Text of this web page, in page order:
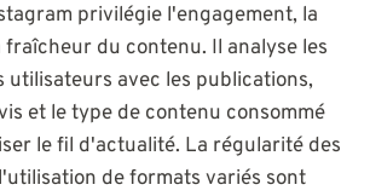
privilégie l'engagement, la
du contenu. Il analyse les
utilisateurs avec les publications,
et le type de contenu consommé
le fil d'actualité. La régularité des
de formats variés sont